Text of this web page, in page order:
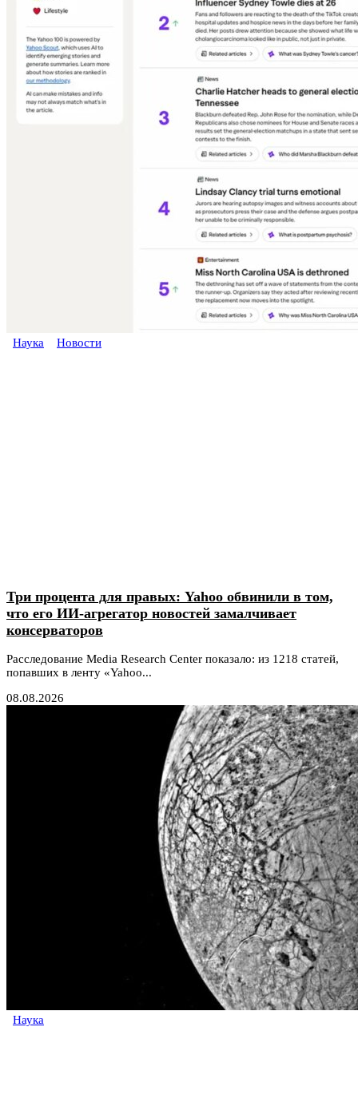
Наука Новости
Три процента для правых: Yahoo обвинили в том,
что его ИИ-агрегатор новостей замалчивает
консерваторов
Расследование Media Research Center показало: из 1218 статей,
попавших в ленту «Yahoo...
08.08.2026
Наука